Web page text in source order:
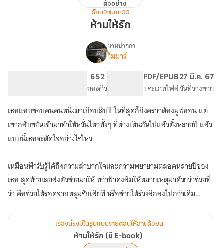
ตัวอย่าง
รักหวานแหวว
ห้ามให้รัก
เรื่อง
E-
book)
นามปากกา
วิมมาร์
652
ยอดวิว
PDF/EPUB
ประเภทไฟล์
27 มี.ค. 67
วันที่วางขาย
เธอแอบชอบคนคนหนึ่งมาเกือบสิบปี ในที่สุดก็ถึงคราวต้องมูฟออน แต่
เขากลับขยันเข้ามาทำให้หวั่นไหวทั้งๆ ที่ห่างเหินกันไปแล้วตั้งหลายปี แล้ว
แบบนี้เธอจะตัดใจอย่างไรไหว
เหมือนฟ้ารับรู้ได้ถึงความลำบากใจและความพยายามตลอดหลายปีของ
เธอ สุดท้ายเลยส่งตัวช่วยมาให้ ทว่าฟ้าคงลืมให้หมายเหตุมาด้วยว่าช่วยที่
เรื่องนี้ยังมีในรูปแบบรายตอนให้อ่านด้วยนะ
ห้ามให้รัก (มี E-book)